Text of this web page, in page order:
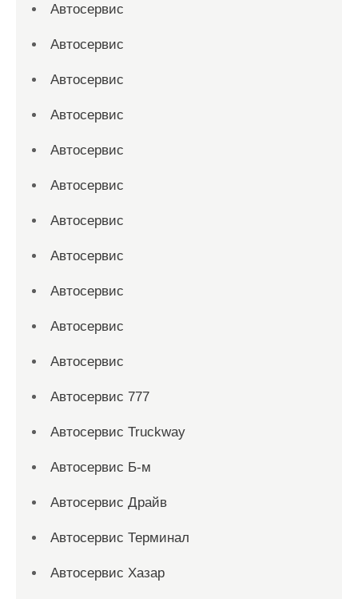
Автосервис
Автосервис
Автосервис
Автосервис
Автосервис
Автосервис
Автосервис
Автосервис
Автосервис
Автосервис
Автосервис
Автосервис 777
Автосервис Truckway
Автосервис Б-м
Автосервис Драйв
Автосервис Терминал
Автосервис Хазар